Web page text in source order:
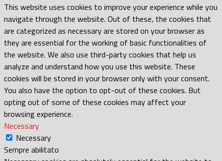
This website uses cookies to improve your experience while you
navigate through the website. Out of these, the cookies that
are categorized as necessary are stored on your browser as
they are essential for the working of basic functionalities of
the website. We also use third-party cookies that help us
analyze and understand how you use this website. These
cookies will be stored in your browser only with your consent.
You also have the option to opt-out of these cookies. But
opting out of some of these cookies may affect your
browsing experience.
Necessary
Necessary
Sempre abilitato